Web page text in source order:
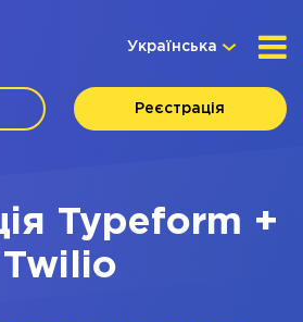
Українська
Реєстрація
Typeform +
Twilio